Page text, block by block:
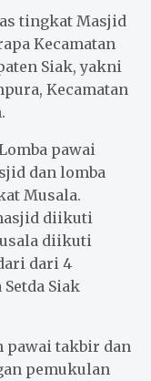
tingkat Masjid
Kecamatan
Siak, yakni
Kecamatan
pawai
dan lomba
Musala.
diikuti
diikuti
dari 4
Siak
pawai takbir dan
pemukulan